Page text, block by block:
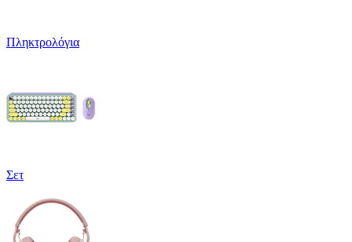
Πληκτρολόγια
Σετ